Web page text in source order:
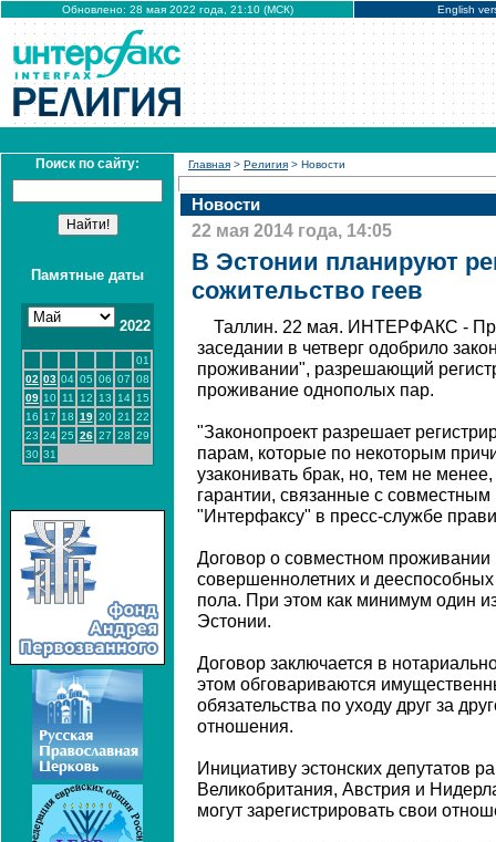
Обновлено: 28 мая 2022 года, 21:10 (МСК) English
Поиск по сайту:
Памятные даты
2022
01
02 03 04 05 06 07 08
09 10 11 12 13 14 15
16 17 18 19 20 21
22
23 24 25 26 27 28 29
30 31
Главная > Религия > Новости
Новости
22 мая 2014 года, 14:05
В Эстонии планируют
сожительство геев
Таллин. 22 мая. ИНТЕРФАКС -
заседании в четверг одобрило
проживании", разрешающий
проживание однополых пар.
"Законопроект разрешает
парам, которые по некоторым
узаконивать брак, но, тем не
гарантии, связанные с
"Интерфаксу" в пресс-службе
Договор о совместном проживании
совершеннолетних и
пола. При этом как минимум один
Эстонии.
Договор заключается в
этом обговариваются
обязательства по уходу друг за
отношения.
Инициативу эстонских депутатов
Великобритания, Австрия и
могут зарегистрировать свои